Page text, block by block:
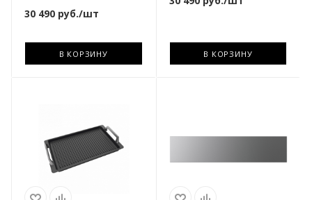
30 490 руб./шт
В КОРЗИНУ В КОРЗИНУ